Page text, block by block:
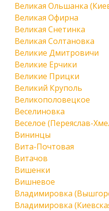
Великая Ольшанка
Великая Офирна
Великая Снетинка
Великая Солтановка
Великие Дмитровичи
Великие Ерчики
Великие Прицки
Великий Круполь
Великополовецкое
Веселиновка
Веселое (Переяслав-
Вининцы
Вита-Почтовая
Витачов
Вишенки
Вишневое
Владимировка
Владимировка